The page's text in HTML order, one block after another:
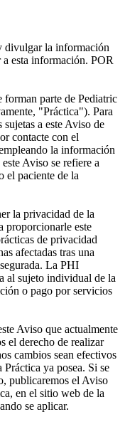
divulgar la información
a esta información. POR
forman parte de Pediatric
"Práctica"). Para
a este Aviso de
contacte con el
la información
Aviso se refiere a
el paciente de la
la privacidad de la
proporcionarle este
de privacidad
afectadas tras una
La PHI
al sujeto individual de la
o pago por servicios
Aviso que actualmente
el derecho de realizar
cambios sean efectivos
ya posea. Si se
publicaremos el Aviso
en el sitio web de la
se aplicar.